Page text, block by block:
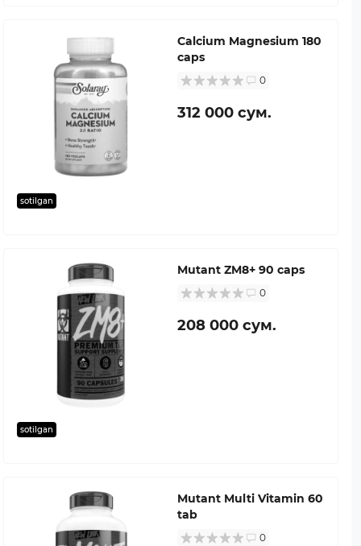
sotilgan
Calcium Magnesium 180
caps
0
312 000 сум.
sotilgan
Mutant ZM8+ 90 caps
0
208 000 сум.
Mutant Multi Vitamin 60
tab
0